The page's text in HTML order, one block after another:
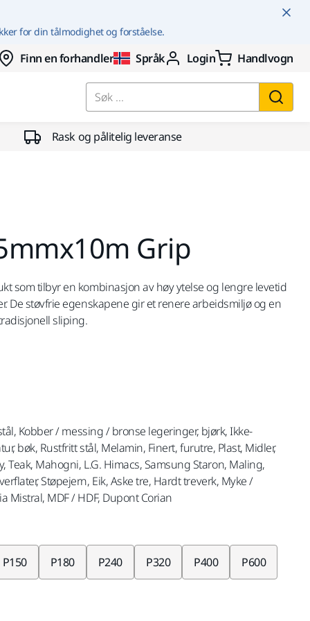
for din tålmodighet og forståelse.
Finn en forhandler Språk Login Handlvogn
Søk ...
Rask og pålitelig leveranse
Grip
som tilbyr en kombinasjon av høy ytelse og lengre levetid
De støvfrie egenskapene gir et renere arbeidsmiljø og en
sliping.
Kobber / messing / bronse legeringer, bjørk, Ikke-
bøk, Rustfritt stål, Melamin, Finert, furutre, Plast, Midler,
Teak, Mahogni, L.G. Himacs, Samsung Staron, Maling,
Støpejern, Eik, Aske tre, Hardt treverk, Myke /
Mistral, MDF / HDF, Dupont Corian
P150 P180 P240 P320 P400 P600